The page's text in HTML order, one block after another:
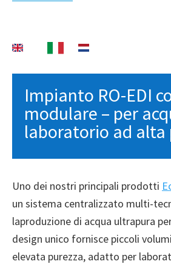
Impianto RO-EDI
modulare – per
laboratorio ad alta
Uno dei nostri principali prodotti
un sistema centralizzato multi-
laproduzione di acqua ultrapura
design unico fornisce piccoli
elevata purezza, adatto per